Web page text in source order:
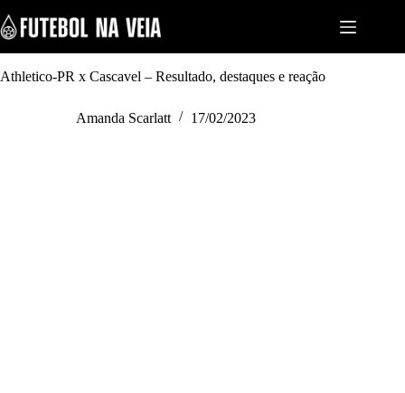
k
i
p
Athletico-PR x Cascavel – Resultado, destaques e reação
Amanda Scarlatt 17/02/2023